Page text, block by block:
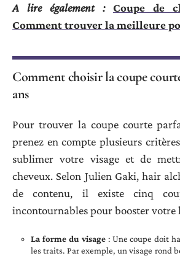
A lire également :
Coupe de
Comment trouver la meilleure
Comment choisir la coupe
ans
Pour trouver la coupe courte
prenez en compte plusieurs
sublimer votre visage et de
cheveux. Selon Julien Gaki, hair
de contenu, il existe cinq
incontournables pour booster votre
La forme du visage: Une coupe doit
les traits. Par exemple, un visage rond